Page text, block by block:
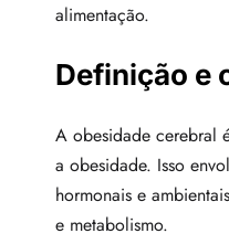
alimentação.
Definição e
A obesidade cerebral
a obesidade. Isso
hormonais e
e metabolismo.